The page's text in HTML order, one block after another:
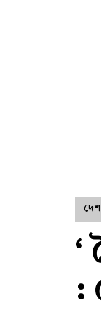
দেশ
‘
: